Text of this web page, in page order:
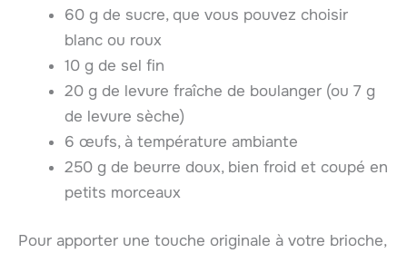
60 g de sucre, que vous pouvez choisir
blanc ou roux
10 g de sel fin
20 g de levure fraîche de boulanger (ou 7 g
de levure sèche)
6 œufs, à température ambiante
250 g de beurre doux, bien froid et coupé en
petits morceaux
Pour apporter une touche originale à votre brioche,